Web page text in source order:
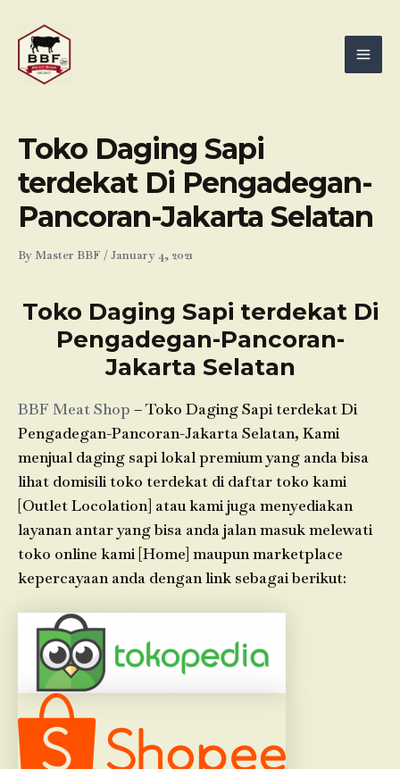
content
Toko Daging Sapi
terdekat Di Pengadegan-
Pancoran-Jakarta Selatan
By Master BBF /January 4, 2021
Toko Daging Sapi terdekat Di
Pengadegan-Pancoran-
Jakarta Selatan
BBF Meat Shop – Toko Daging Sapi terdekat Di
Pengadegan-Pancoran-Jakarta Selatan, Kami
menjual daging sapi lokal premium yang anda bisa
lihat domisili toko terdekat di daftar toko kami
[Outlet Locolation] atau kami juga menyediakan
layanan antar yang bisa anda jalan masuk melewati
toko online kami [Home] maupun marketplace
kepercayaan anda dengan link sebagai berikut: